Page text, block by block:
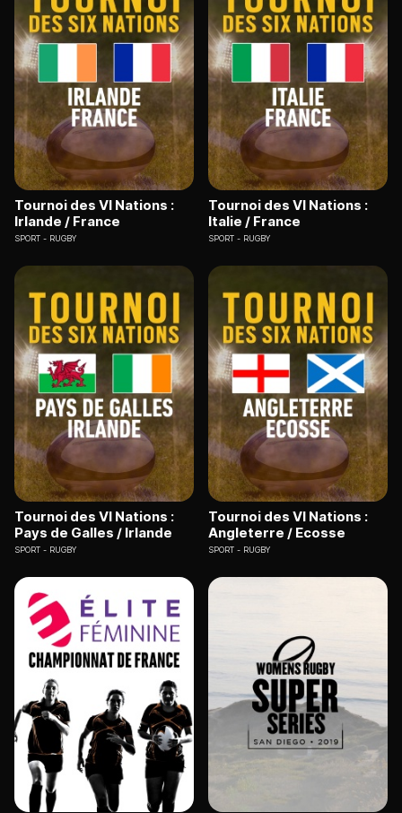
Tournoi des VI Nations :
Irlande / France
SPORT RUGBY
Tournoi des VI Nations :
Italie / France
SPORT RUGBY
Tournoi des VI Nations :
Pays de Galles / Irlande
SPORT RUGBY
Tournoi des VI Nations :
Angleterre / Ecosse
SPORT RUGBY